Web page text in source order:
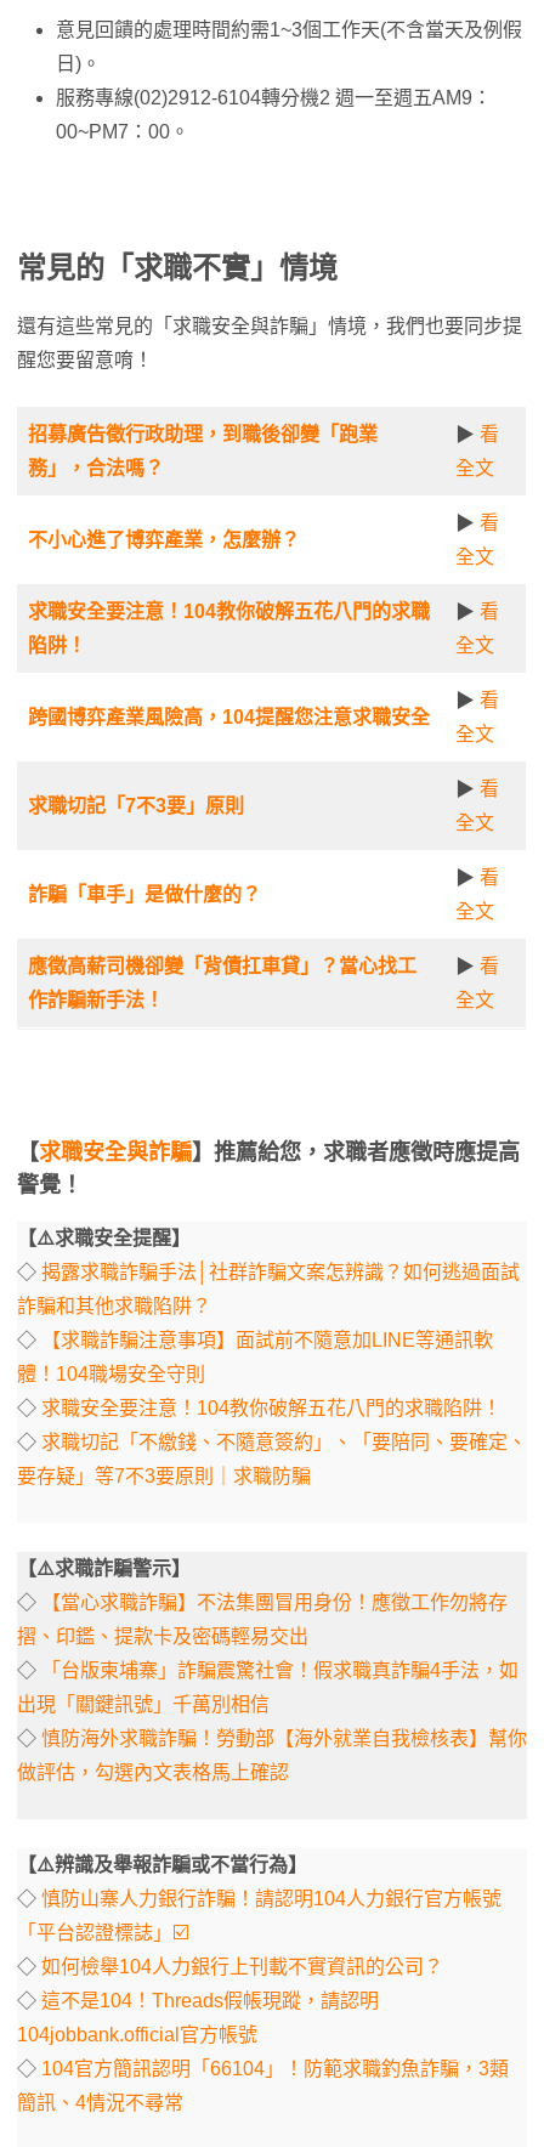
意見回饋的處理時間約需1~3個工作天(不含當天及例假
日)。
服務專線(02)2912-6104轉分機2 週一至週五AM9：
00~PM7：00。
常見的「求職不實」情境
還有這些常見的「求職安全與詐騙」情境，我們也要同步提
醒您要留意唷！
招募廣告徵行政助理，到職後卻變「跑業
務」，合法嗎？
▶ 看
全文
不小心進了博弈產業，怎麼辦？
▶ 看
全文
求職安全要注意！104教你破解五花八門的求職
陷阱！
▶ 看
全文
跨國博弈產業風險高，104提醒您注意求職安全
▶ 看
全文
求職切記「7不3要」原則
▶ 看
全文
詐騙「車手」是做什麼的？
▶ 看
全文
應徵高薪司機卻變「背債扛車貸」？當心找工
作詐騙新手法！
▶ 看
全文
【求職安全與詐騙】推薦給您，求職者應徵時應提高
警覺！
【⚠️求職安全提醒】
◇ 揭露求職詐騙手法│社群詐騙文案怎辨識？如何逃過面試
詐騙和其他求職陷阱？
◇
【求職詐騙注意事項】面試前不隨意加LINE等通訊軟
體！104職場安全守則
◇ 求職安全要注意！104教你破解五花八門的求職陷阱！
◇ 求職切記「不繳錢、不隨意簽約」、「要陪同、要確定、
要存疑」等7不3要原則｜求職防騙
【⚠️求職詐騙警示】
◇
【當心求職詐騙】不法集團冒用身份！應徵工作勿將存
摺、印鑑、提款卡及密碼輕易交出
◇
「台版柬埔寨」詐騙震驚社會！假求職真詐騙4手法，如
出現「關鍵訊號」千萬別相信
◇ 慎防海外求職詐騙！勞動部【海外就業自我檢核表】幫你
做評估，勾選內文表格馬上確認
【⚠️辨識及舉報詐騙或不當行為】
◇ 慎防山寨人力銀行詐騙！請認明104人力銀行官方帳號
「平台認證標誌」☑️
◇ 如何檢舉104人力銀行上刊載不實資訊的公司？
◇ 這不是104！Threads假帳現蹤，請認明
104jobbank.official官方帳號
◇ 104官方簡訊認明「66104」！防範求職釣魚詐騙，3類
簡訊、4情況不尋常